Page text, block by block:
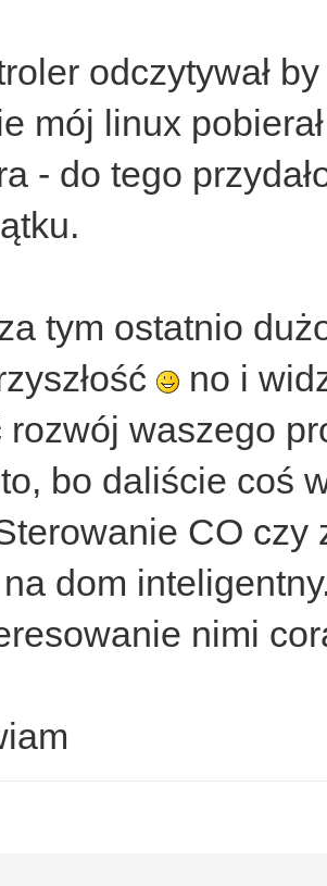
odczytywał
mój linux
- do tego
tym ostatnio
no i
rozwój waszego
bo daliście coś
CO
dom
nimi